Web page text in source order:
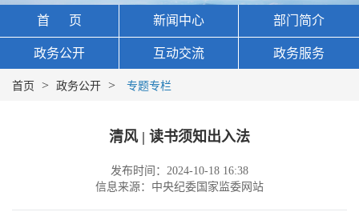
首 页 新闻中心 部门简介
政务公开 互动交流 政务服务
首页 > 政务公开 > 专题专栏
清风 | 读书须知出入法
发布时间：2024-10-18 16:38
信息来源：中央纪委国家监委网站